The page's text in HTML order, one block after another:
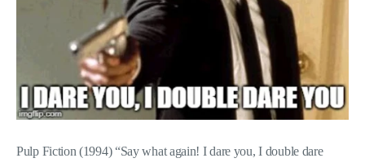
Pulp Fiction (1994) “Say what again! I dare you, I double dare